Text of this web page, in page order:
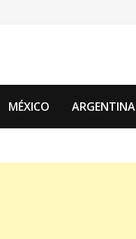
MÉXICO ARGENTINA